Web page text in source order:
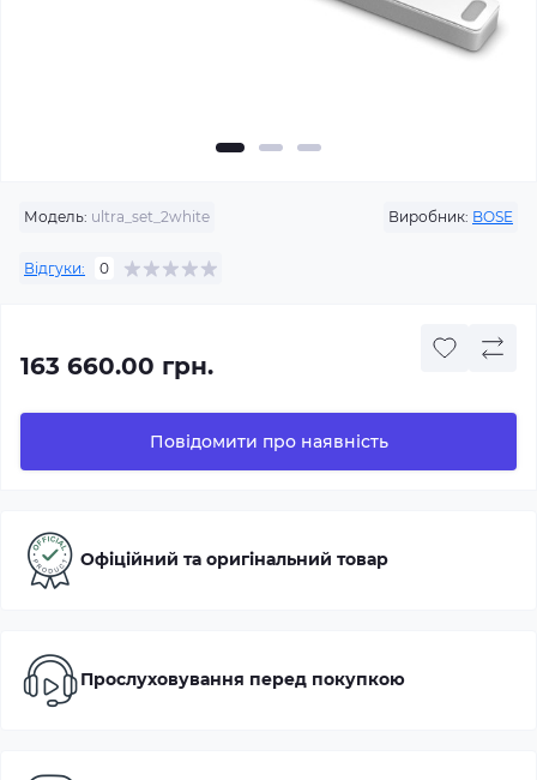
Модель: ultra_set_2white Виробник: BOSE
Відгуки: 0
163 660.00 грн.
Повідомити про наявність
Офіційний та оригінальний товар
Прослуховування перед покупкою